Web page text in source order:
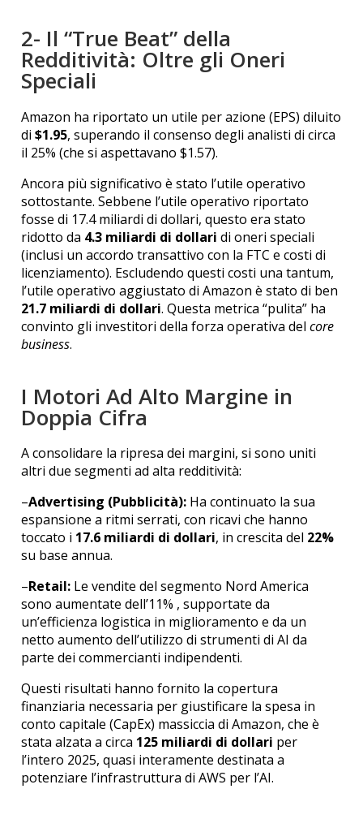
2- Il “True Beat” della
Redditività: Oltre gli Oneri
Speciali
Amazon ha riportato un utile per azione (EPS) diluito
di$1.95, superando il consenso degli analisti di circa
il 25% (che si aspettavano $1.57).
Ancora più significativo è stato l’utile operativo
sottostante. Sebbene l’utile operativo riportato
fosse di 17.4 miliardi di dollari, questo era stato
ridotto da 4.3 miliardi di dollari di oneri speciali
(inclusi un accordo transattivo con la FTC e costi di
licenziamento). Escludendo questi costi una tantum,
l’utile operativo aggiustato di Amazon è stato di ben
21.7 miliardi di dollari. Questa metrica “pulita” ha
convinto gli investitori della forza operativa delcore
business.
I Motori Ad Alto Margine in
Doppia Cifra
A consolidare la ripresa dei margini, si sono uniti
altri due segmenti ad alta redditività:
–Advertising (Pubblicità): Ha continuato la sua
espansione a ritmi serrati, con ricavi che hanno
toccato i 17.6 miliardi di dollari, in crescita del 22%
su base annua.
–Retail: Le vendite del segmento Nord America
sono aumentate dell’11% , supportate da
un’efficienza logistica in miglioramento e da un
netto aumento dell’utilizzo di strumenti di AI da
parte dei commercianti indipendenti.
Questi risultati hanno fornito la copertura
finanziaria necessaria per giustificare la spesa in
conto capitale (CapEx) massiccia di Amazon, che è
stata alzata a circa 125 miliardi di dollari per
l’intero 2025, quasi interamente destinata a
potenziare l’infrastruttura di AWS per l’AI.